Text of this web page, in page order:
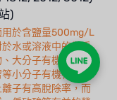
)
用於含鹽量500mg/L
水或溶液中的幾乎
大分子有機物、抗
小分子有機物、重
子有高脫除率，而